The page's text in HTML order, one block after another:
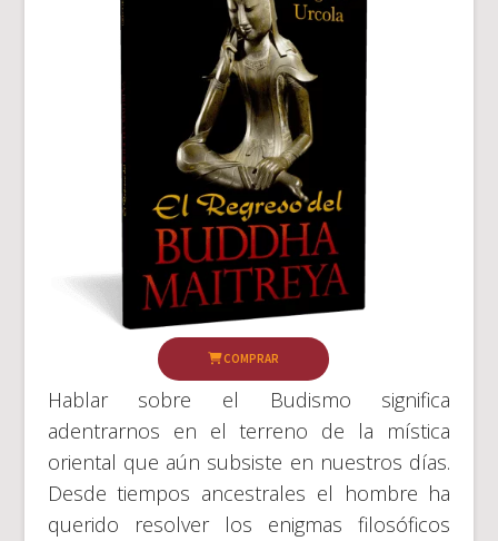
COMPRAR
Hablar sobre el Budismo significa
adentrarnos en el terreno de la mística
oriental que aún subsiste en nuestros días.
Desde tiempos ancestrales el hombre ha
querido resolver los enigmas filosóficos